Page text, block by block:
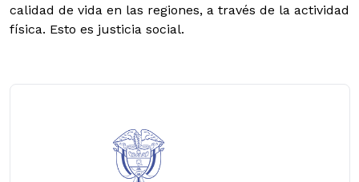
calidad de vida en las regiones, a través de la actividad
física. Esto es justicia social.